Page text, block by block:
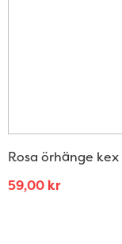
Rosa örhänge kex
59,00 kr